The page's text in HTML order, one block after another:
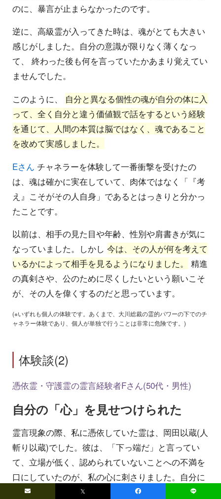
のに、暴言が止まらなかったのです。
逆に、高級霊が入ってきた時は、魂がとても大きい
感じがしました。自分の意識が限りなく薄くなっ
て、 終わった後も何を言っていたかあまり覚えてい
ませんでした。
このように、 自分と異なる個性の魂が自分の体に入
って、全く自分と違う価値観で話をするという経験
を通じて、人間の本質は脳ではなく、魂であること
を改めて実感しました。
Eさん チャネラーを体験して一番衝撃を受けたの
は、魂は確かに実在していて、肉体ではなく「『考
え』こそがその人自身」であるとはっきりと分かっ
たことです。
以前は、相手の見た目や年齢、性別や肩書きが気に
なっていました。しかし 今は、その人が何を考えて
いるかによって相手を見るようになりました。
精進
の真剣さや、公のために尽くしたいという願いこそ
が、その人を偉くするのだと思っています。
(※いずれも個人の体験です。あくまで、大川総裁の霊的パワーの下でのチ
ャネラー体験であり、個人が単独で行うことは非常に危険です。)
体験談(2)
憑依霊・守護霊の霊言経験者Fさん(50代・男性)
自分の「心」を見せつけられた
霊言現象の際、私に憑依していた霊は、岡田以蔵(人
斬り以蔵)でした。彼は、「下っ端だ」と言ってい
て、立場が低く、認められていないことへの不満を
口にしていたのが、私の心に刺さりました。自分に
も同じ不満があったので、その心を鏡に映したよう
𝕏